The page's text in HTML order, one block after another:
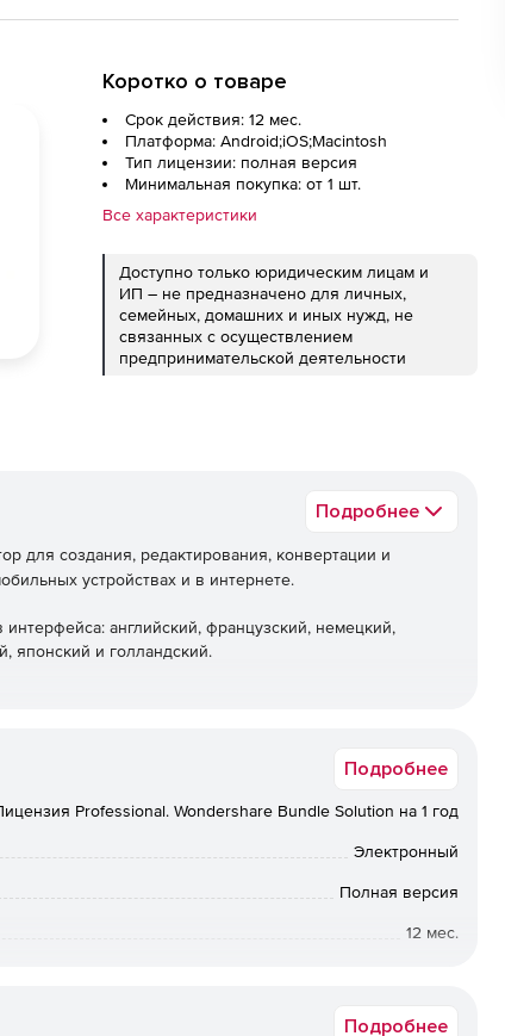
Коротко о товаре
Срок действия: 12 мес.
Платформа: Android;iOS;Macintosh
Тип лицензии: полная версия
Минимальная покупка: от 1 шт.
Все характеристики
Доступно только юридическим лицам и
ИП – не предназначено для личных,
семейных, домашних и иных нужд, не
связанных с осуществлением
предпринимательской деятельности
Подробнее
для создания, редактирования, конвертации и
устройствах и в интернете.
английский, французский, немецкий,
японский и голландский.
удобного чтения; переключение между светлым и
Подробнее
Professional. Wondershare Bundle Solution на 1 год
Электронный
Полная версия
12 мес.
Подробнее